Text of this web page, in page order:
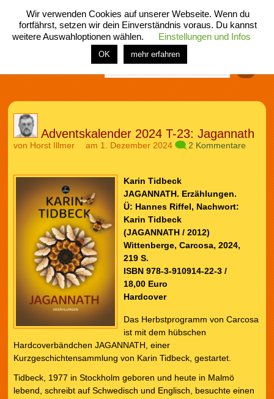
menü
home rubrik buch comic spiel fotos shop
Adventskalender 2024 T-23: Jagannath
von Horst Illmer am 1. Dezember 2024 2 Kommentare
Karin Tidbeck
JAGANNATH. Erzählungen.
Ü: Hannes Riffel, Nachwort:
Karin Tidbeck
(JAGANNATH / 2012)
Wittenberge, Carcosa, 2024,
219 S.
ISBN 978-3-910914-22-3 /
18,00 Euro
Hardcover
Das Herbstprogramm von Carcosa
ist mit dem hübschen
Hardcoverbändchen JAGANNATH, einer
Kurzgeschichtensammlung von Karin Tidbeck, gestartet.
Tidbeck, 1977 in Stockholm geboren und heute in Malmö
lebend, schreibt auf Schwedisch und Englisch, besuchte einen
Wir verwenden Cookies auf unserer Webseite. Wenn du
fortfährst, setzen wir dein Einverständnis voraus. Du kannst
weitere Auswahloptionen wählen.
Einstellungen und Infos
OK mehr erfahren